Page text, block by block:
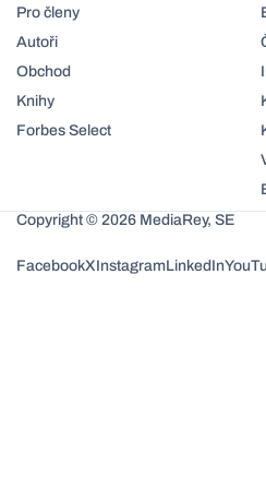
Pro členy
Autoři
Obchod
Knihy
Forbes Select
Copyright © 2026 MediaRey, SE
FacebookXInstagramLinkedIn